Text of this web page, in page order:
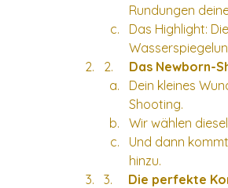
Rundungen
Das Highlight:
2. Das Newborn-
Dein kleines
Shooting.
Wir wählen
Und dann
hinzu.
3. Die perfekte